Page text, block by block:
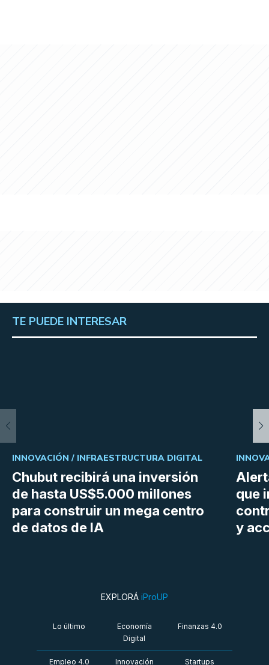
TE PUEDE INTERESAR
Chubut recibirá una inversión
de hasta US$5.000 millones
para construir un mega centro
de datos de IA
INNOVACIÓN / INFRAESTRUCTURA DIGITAL
que
y
EXPLORÁ iProUP
Lo último
Economía
Digital
Finanzas 4.0
Empleo 4.0 Innovación Startups